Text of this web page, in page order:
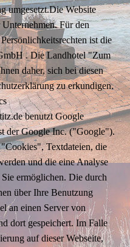
umgesetzt.Die Website
Für den
ist die
. Die Landhotel "Zum
daher, sich bei diesen
zu erkundigen.
benutzt Google
der Google Inc. ("Google").
Textdateien, die
und die eine Analyse
ermöglichen. Die durch
über Ihre Benutzung
an einen Server von
dort gespeichert. Im Falle
auf dieser Webseite,